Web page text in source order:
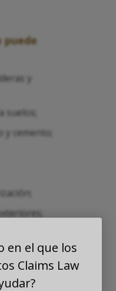
puede
y
suelos;
y cemento;
en el que los
Claims Law